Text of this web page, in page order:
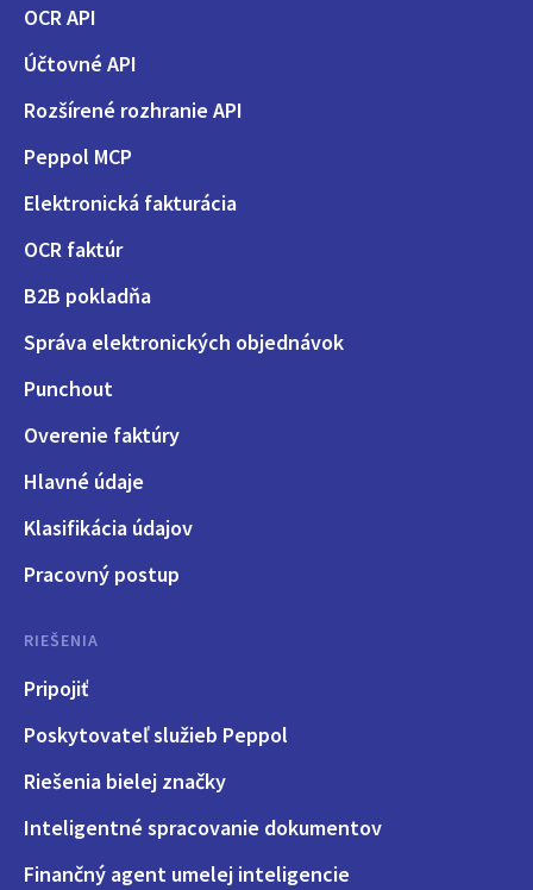
OCR API
Účtovné API
Rozšírené rozhranie API
Peppol MCP
Elektronická fakturácia
OCR faktúr
B2B pokladňa
Správa elektronických objednávok
Punchout
Overenie faktúry
Hlavné údaje
Klasifikácia údajov
Pracovný postup
RIEŠENIA
Pripojiť
Poskytovateľ služieb Peppol
Riešenia bielej značky
Inteligentné spracovanie dokumentov
Finančný agent umelej inteligencie